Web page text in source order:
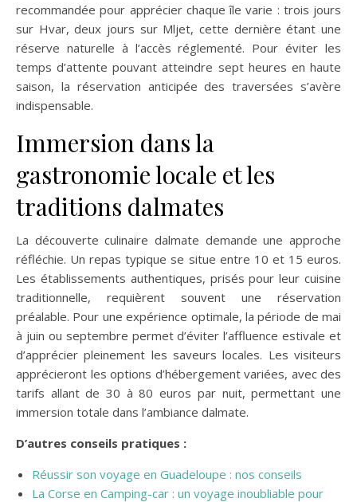
recommandée pour apprécier chaque île varie : trois jours
sur Hvar, deux jours sur Mljet, cette dernière étant une
réserve naturelle à l’accès réglementé. Pour éviter les
temps d’attente pouvant atteindre sept heures en haute
saison, la réservation anticipée des traversées s’avère
indispensable.
Immersion dans la
gastronomie locale et les
traditions dalmates
La découverte culinaire dalmate demande une approche
réfléchie. Un repas typique se situe entre 10 et 15 euros.
Les établissements authentiques, prisés pour leur cuisine
traditionnelle, requièrent souvent une réservation
préalable. Pour une expérience optimale, la période de mai
à juin ou septembre permet d’éviter l’affluence estivale et
d’apprécier pleinement les saveurs locales. Les visiteurs
apprécieront les options d’hébergement variées, avec des
tarifs allant de 30 à 80 euros par nuit, permettant une
immersion totale dans l’ambiance dalmate.
D’autres conseils pratiques :
Réussir son voyage en Guadeloupe : nos conseils
La Corse en Camping-car : un voyage inoubliable pour